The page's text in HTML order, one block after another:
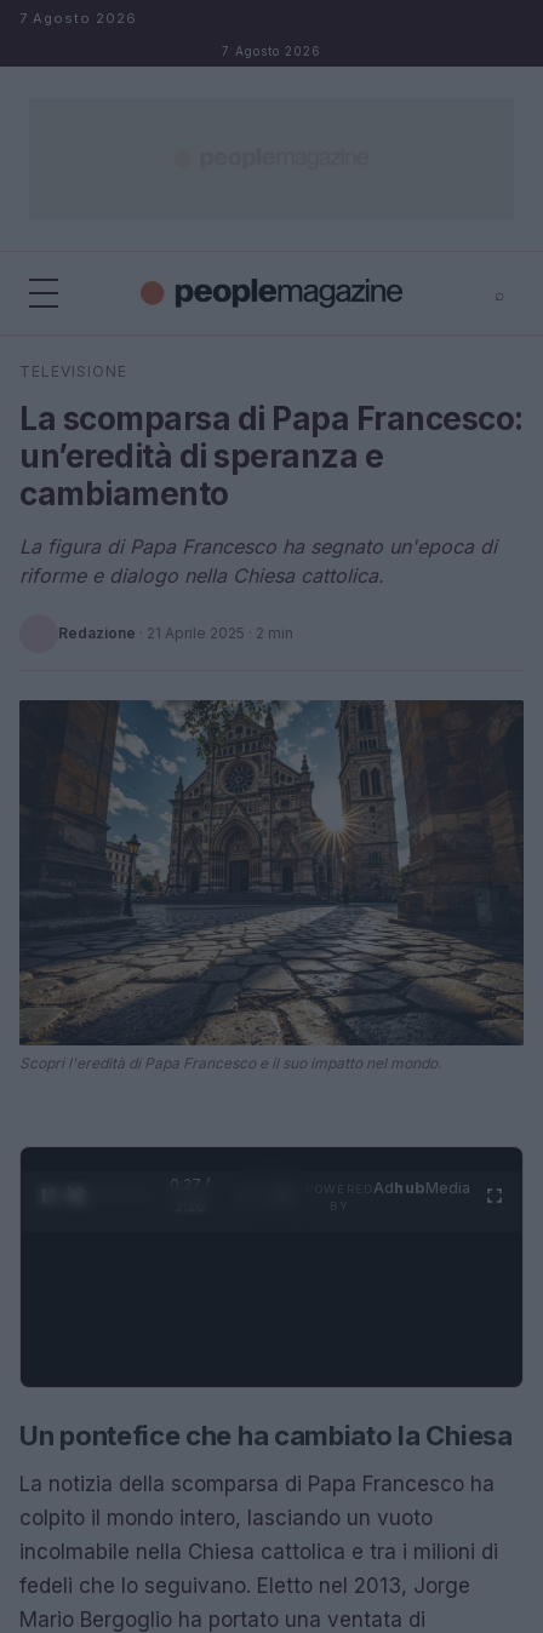
Salta al contenuto
7 Agosto 2026
7 Agosto 2026
⌕
Cerca
TELEVISIONE
La scomparsa di Papa Francesco:
un’eredità di speranza e
cambiamento
La figura di Papa Francesco ha segnato un'epoca di
riforme e dialogo nella Chiesa cattolica.
Redazione · 21 Aprile 2025 · 2 min
Scopri l'eredità di Papa Francesco e il suo impatto nel mondo.
0:28 /
AdhubMedia
Un pontefice che ha cambiato la Chiesa
La notizia della scomparsa di Papa Francesco ha
colpito il mondo intero, lasciando un vuoto
incolmabile nella Chiesa cattolica e tra i milioni di
fedeli che lo seguivano. Eletto nel 2013, Jorge
Mario Bergoglio ha portato una ventata di